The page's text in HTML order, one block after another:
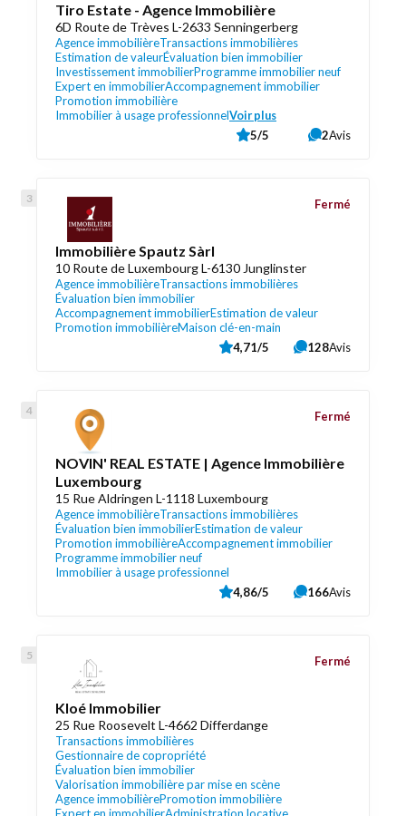
Tiro Estate - Agence Immobilière
6D Route de Trèves L-2633 Senningerberg
Agence immobilièreTransactions immobilières
Estimation de valeurÉvaluation bien immobilier
Investissement immobilierProgramme immobilier neuf
Expert en immobilierAccompagnement immobilier
Promotion immobilière
Immobilier à usage professionnelVoir plus
5/5 2Avis
Immobilière Spautz Sàrl
10 Route de Luxembourg L-6130 Junglinster
Agence immobilièreTransactions immobilières
Évaluation bien immobilier
Accompagnement immobilierEstimation de valeur
Promotion immobilièreMaison clé-en-main
Fermé
4,71/5 128Avis
NOVIN' REAL ESTATE | Agence Immobilière
Luxembourg
15 Rue Aldringen L-1118 Luxembourg
Agence immobilièreTransactions immobilières
Évaluation bien immobilierEstimation de valeur
Promotion immobilièreAccompagnement immobilier
Programme immobilier neuf
Immobilier à usage professionnel
Fermé
4,86/5 166Avis
Kloé Immobilier
25 Rue Roosevelt L-4662 Differdange
Transactions immobilières
Gestionnaire de copropriété
Évaluation bien immobilier
Valorisation immobilière par mise en scène
Agence immobilièrePromotion immobilière
Fermé